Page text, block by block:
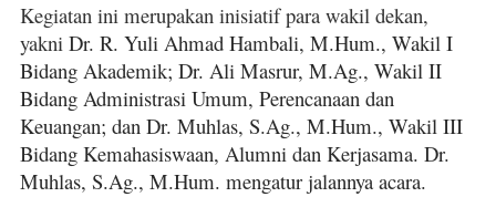
Kegiatan ini merupakan inisiatif para wakil dekan,
yakni Dr. R. Yuli Ahmad Hambali, M.Hum., Wakil I
Bidang Akademik; Dr. Ali Masrur, M.Ag., Wakil II
Bidang Administrasi Umum, Perencanaan dan
Keuangan; dan Dr. Muhlas, S.Ag., M.Hum., Wakil III
Bidang Kemahasiswaan, Alumni dan Kerjasama. Dr.
Muhlas, S.Ag., M.Hum. mengatur jalannya acara.